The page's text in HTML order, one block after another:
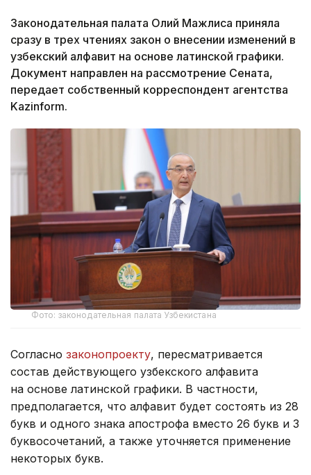
Законодательная палата Олий Мажлиса приняла
сразу в трех чтениях закон о внесении изменений в
узбекский алфавит на основе латинской графики.
Документ направлен на рассмотрение Сената,
передает собственный корреспондент агентства
Kazinform.
Фото: законодательная палата Узбекистана
Согласно законопроекту, пересматривается
состав действующего узбекского алфавита
на основе латинской графики. В частности,
предполагается, что алфавит будет состоять из 28
букв и одного знака апострофа вместо 26 букв и 3
буквосочетаний, а также уточняется применение
некоторых букв.